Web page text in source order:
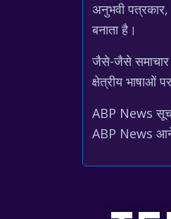
अनुभवी पत्रकार,
बनाता है।
जैसे-जैसे समाचार
क्षेत्रीय
ABP News
ABP News आने